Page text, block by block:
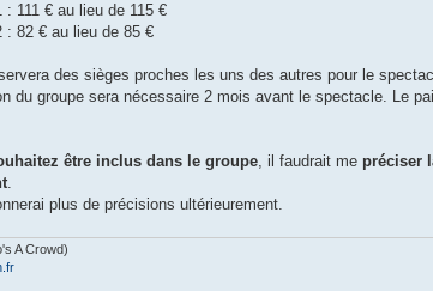
: 111 € au lieu de 115 €
: 82 € au lieu de 85 €
des sièges proches les uns des autres pour le
du groupe sera nécessaire 2 mois avant le spectacle. Le
être inclus dans le groupe, il faudrait me préciser
.
plus de précisions ultérieurement.
A Crowd)